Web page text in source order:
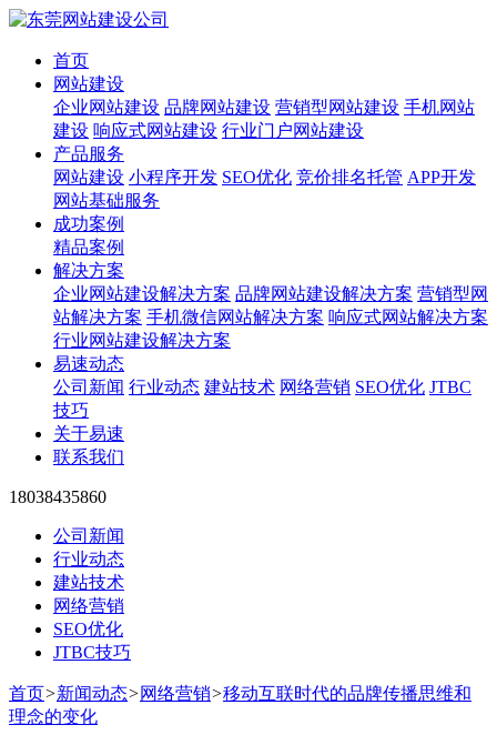
首页
网站建设
企业网站建设 品牌网站建设 营销型网站建设 手机网站
建设 响应式网站建设 行业门户网站建设
产品服务
网站建设 小程序开发 SEO优化 竞价排名托管 APP开发
网站基础服务
成功案例
精品案例
解决方案
企业网站建设解决方案 品牌网站建设解决方案 营销型网
站解决方案 手机微信网站解决方案 响应式网站解决方案
行业网站建设解决方案
易速动态
公司新闻 行业动态 建站技术 网络营销 SEO优化 JTBC
技巧
关于易速
联系我们
18038435860
公司新闻
行业动态
建站技术
网络营销
SEO优化
JTBC技巧
首页>新闻动态>网络营销>移动互联时代的品牌传播思维和
理念的变化